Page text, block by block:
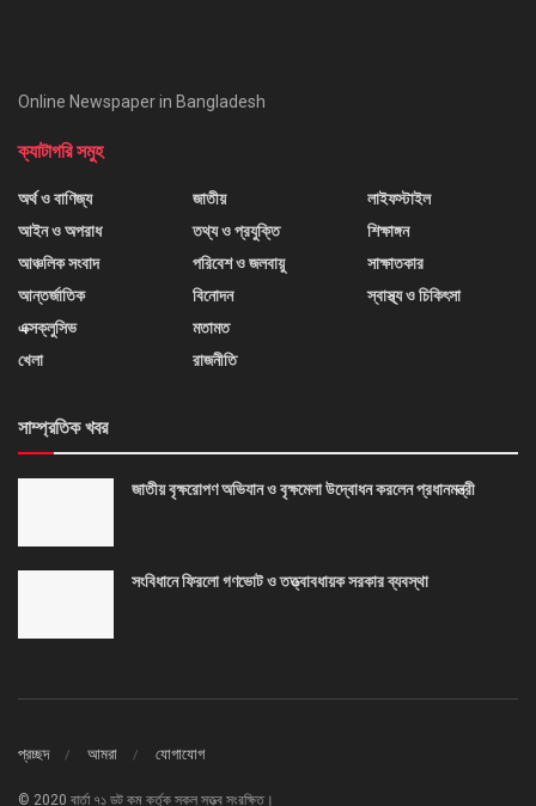
Online Newspaper in Bangladesh
ক্যাটাগরি সমুহ
অর্থ ও বাণিজ্য
আইন ও অপরাধ
আঞ্চলিক সংবাদ
আন্তর্জাতিক
এক্সক্লুসিভ
খেলা
জাতীয়
তথ্য ও প্রযুক্তি
পরিবেশ ও জলবায়ু
বিনোদন
মতামত
রাজনীতি
লাইফস্টাইল
শিক্ষাঙ্গন
সাক্ষাতকার
স্বাস্থ্য ও চিকিৎসা
সাম্প্রতিক খবর
জাতীয় বৃক্ষরোপণ অভিযান ও বৃক্ষমেলা উদ্বোধন করলেন প্রধানমন্ত্রী
সংবিধানে ফিরলো গণভোট ও তত্ত্বাবধায়ক সরকার ব্যবস্থা
প্রচ্ছদ আমরা যোগাযোগ
© 2020 বার্তা ৭১ ডট কম কর্তৃক সকল সত্ত্ব সংরক্ষিত।